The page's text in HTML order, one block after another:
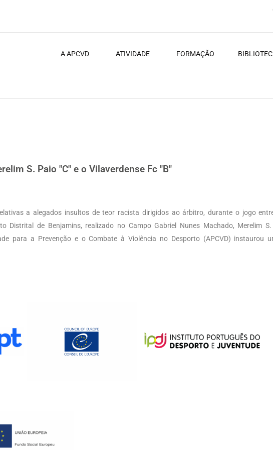
A APCVD ATIVIDADE FORMAÇÃO
S. Paio "C" e o Vilaverdense Fc "B"
a alegados insultos de teor racista dirigidos ao árbitro, durante o jogo
Distrital de Benjamins, realizado no Campo Gabriel Nunes Machado, Merelim
para a Prevenção e o Combate à Violência no Desporto (APCVD) instaurou